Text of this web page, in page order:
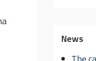
News